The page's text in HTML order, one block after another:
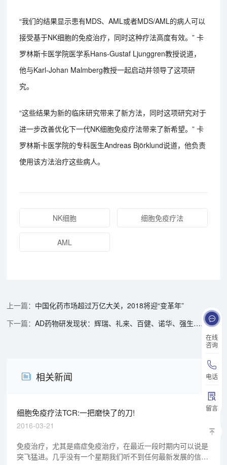
在线
咨询
电话
留言
“我们的结果显示患有MDS、AML或者MDS/AML的病人可以
接受基于NK细胞的免疫治疗，同时这种疗法高度有效。” 卡
罗林斯卡医学院医学系Hans-Gustaf Ljunggren教授说道，
他与Karl-Johan Malmberg教授一起启动并领导了这项研
究。
“这些结果为新的临床研究带来了新方法，同时这项研究对于
进一步改善优化下一代NK细胞免疫疗法带来了新希望。” 卡
罗林斯卡医学院的专科医生Andreas Björklund说道，他负责
使用该方法治疗这些病人。
NK细胞 细胞免疫疗法
AML
中国化药市场超过万亿大关，2018将迎“变革年”
AD药物研发现状：辉瑞、礼来、百健、诺华、强生……
相关新闻
细胞免疫疗法TCR:一把磨快了的刀!
2016-03-21
免疫治疗，尤其是癌症免疫治疗，在最近一段时期内可以说是
突飞猛进。几乎没有一个星期我们听不到任何最新发展的信